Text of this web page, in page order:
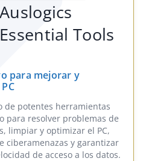
Auslogics
Essential Tools
para mejorar y
de potentes herramientas
para resolver problemas de
limpiar y optimizar el PC,
ciberamenazas y garantizar
de acceso a los datos.